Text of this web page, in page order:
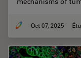
Oct 07, 2025